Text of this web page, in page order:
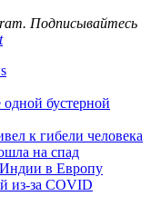
Подписывайтесь
бустерной
к гибели человека
на спад
в Европу
из-за COVID